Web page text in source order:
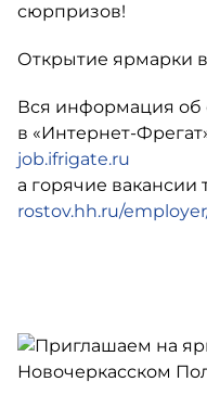
сюрпризов!
Открытие ярмарки в
Вся информация об
в «Интернет-
job.ifrigate.ru
а горячие вакансии
rostov.hh.ru/